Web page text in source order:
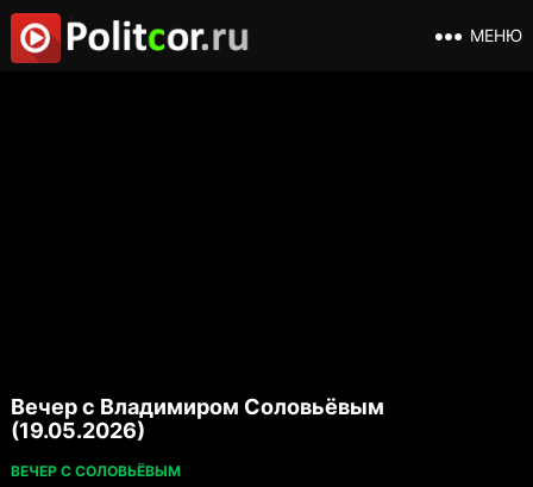
МЕНЮ
Вечер с Владимиром Соловьёвым
(19.05.2026)
ВЕЧЕР С СОЛОВЬЁВЫМ